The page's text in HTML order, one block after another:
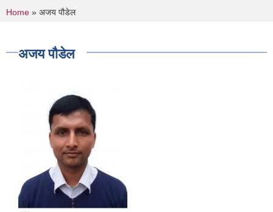
You are here
Home » अजय पौडेल
अजय पौडेल